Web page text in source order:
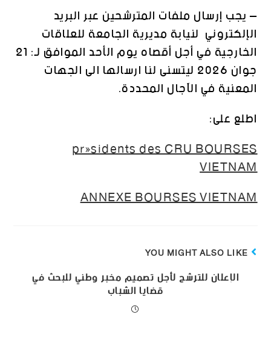
– يجب إرسال ملفات المترشحين عبر البريد
الإلكتروني لنيابة مديرية الجامعة للعلاقات
الخارجية في أجل أقصاه يوم الأحد الموافق لـ: 21
جوان 2026 ليتسنى لنا ارسالها الى الجهات
المعنية في الآجال المحددة.
اطلع على:
présidents des CRU BOURSES
VIETNAM
ANNEXE BOURSES VIETNAM
YOU MIGHT ALSO LIKE
الإعلان للترشح لأجل تصميم مخبر وطني للبحث في
قضايا الشباب